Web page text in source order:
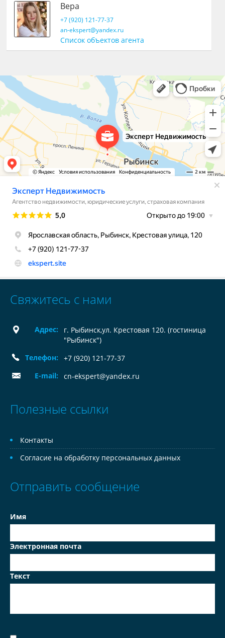
Вера
+7 (920) 121-77-37
an-ekspert@yandex.ru
Список объектов агента
Свяжитесь с нами
Адрес:
г. Рыбинск,ул. Крестовая 120. (гостиница
"Рыбинск")
Телефон:
+7 (920) 121-77-37
E-mail:
cn-ekspert@yandex.ru
Полезные ссылки
Контакты
Согласие на обработку персональных данных
Отправить сообщение
Имя
Электронная почта
Текст